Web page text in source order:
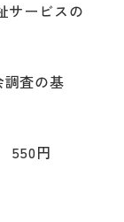
サービスの
調査の基
550円